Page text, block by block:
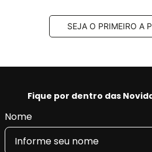
SEJA O PRIMEIRO A
Fique por dentro das
Nome